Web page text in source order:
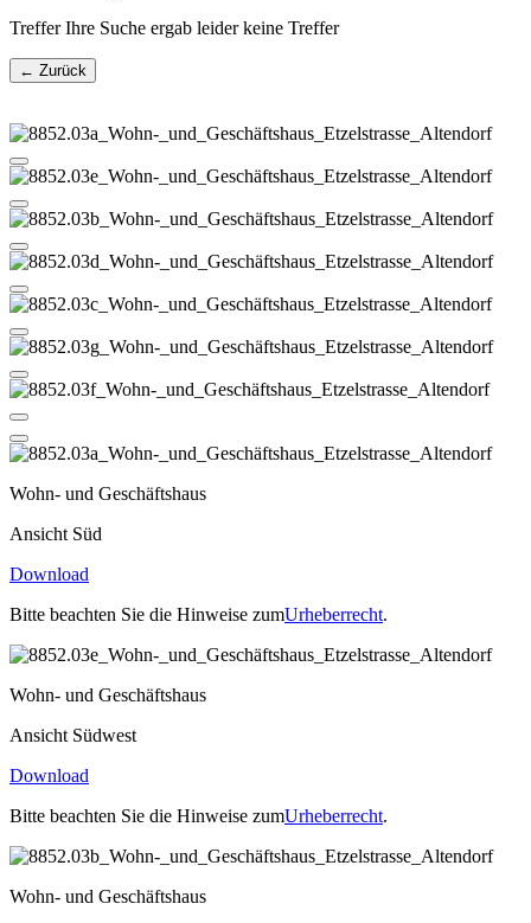
Treffer Ihre Suche ergab leider keine Treffer
← Zurück
Wohn- und Geschäftshaus
Ansicht Süd
Download
Bitte beachten Sie die Hinweise zumUrheberrecht.
Wohn- und Geschäftshaus
Ansicht Südwest
Download
Bitte beachten Sie die Hinweise zumUrheberrecht.
Wohn- und Geschäftshaus